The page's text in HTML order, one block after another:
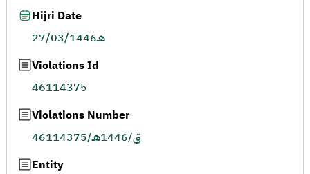
Hijri Date
27/03/1446هـ
Violations Id
46114375
Violations Number
46114375/ق/1446هـ
Entity